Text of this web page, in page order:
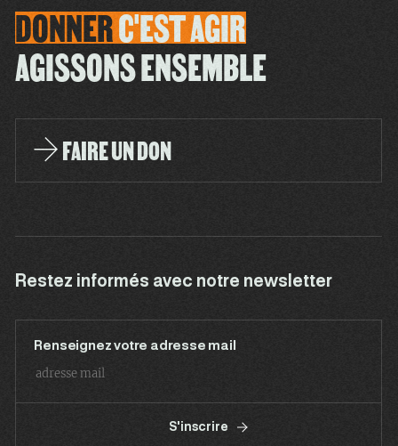
DONNERC'ESTAGIR
AGISSONS ENSEMBLE
FAIRE UN DON
Restez informés avec notre newsletter
Renseignez votre adresse mail
S'inscrire